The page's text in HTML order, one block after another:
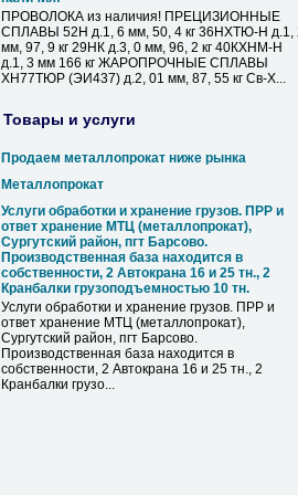
ПРОВОЛОКА из наличия! ПРЕЦИЗИОННЫЕ
СПЛАВЫ 52Н д.1, 6 мм, 50, 4 кг 36НХТЮ-Н д.1,
мм, 97, 9 кг 29НК д.3, 0 мм, 96, 2 кг 40КХНМ-Н
д.1, 3 мм 166 кг ЖАРОПРОЧНЫЕ СПЛАВЫ
ХН77ТЮР (ЭИ437) д.2, 01 мм, 87, 55 кг Св-Х...
Товары и услуги
Продаем металлопрокат ниже рынка
Металлопрокат
Услуги обработки и хранение грузов. ПРР и
ответ хранение МТЦ (металлопрокат),
Сургутский район, пгт Барсово.
Производственная база находится в
собственности, 2 Автокрана 16 и 25 тн., 2
Кранбалки грузоподъемностью 10 тн.
Услуги обработки и хранение грузов. ПРР и
ответ хранение МТЦ (металлопрокат),
Сургутский район, пгт Барсово.
Производственная база находится в
собственности, 2 Автокрана 16 и 25 тн., 2
Кранбалки грузо...